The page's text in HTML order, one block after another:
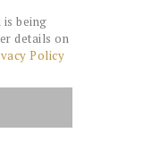
is being
details on
Policy